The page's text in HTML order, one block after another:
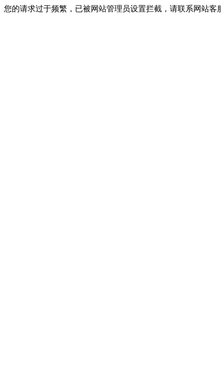
您的请求过于频繁，已被网站管理员设置拦截，请联系网站客